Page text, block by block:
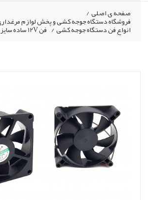
صفحه ی اصلی/
فروشگاه دستگاه جوجه کشی و پخش لوازم
انواع فن دستگاه جوجه کشی/ فن 12V ساده سایز 8x8 ضخامت 2.5cm